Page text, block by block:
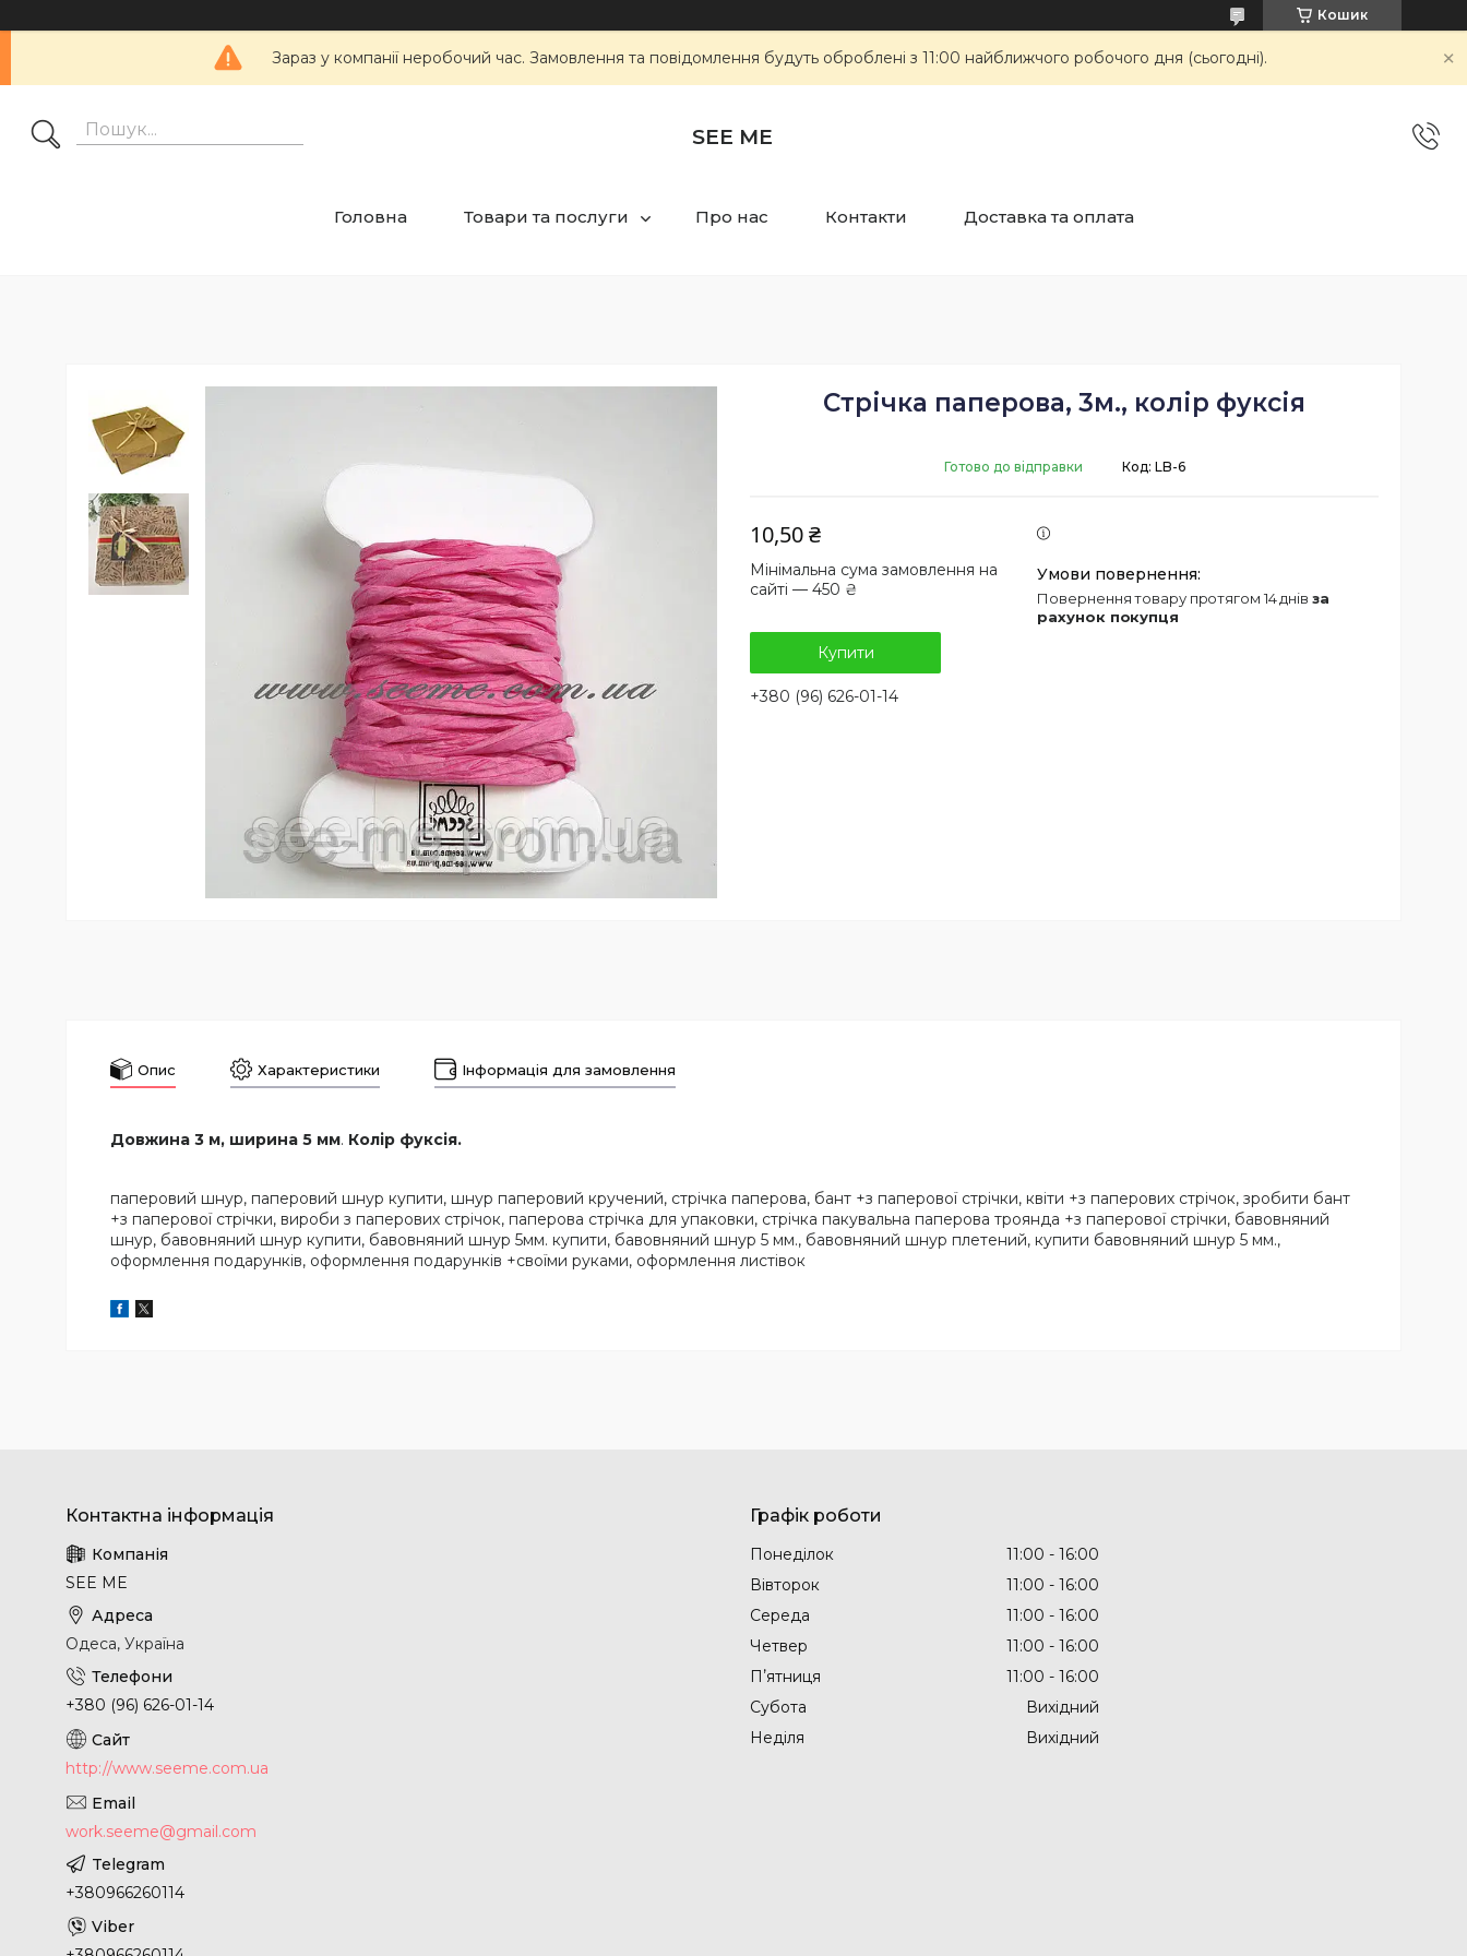
Кошик
Зараз у компанії неробочий час. Замовлення та повідомлення будуть оброблені з 11:00 найближчого робочого дня (сьогодні).
SEE ME
Головна Товари та послуги Про нас Контакти Доставка та оплата
Стрічка паперова, 3м., колір фуксія
Готово до відправки Код: LB-6
10,50 ₴
Мінімальна сума замовлення на
сайті — 450 ₴
Купити
+380 (96) 626-01-14
повернення товару протягом 14 днів за
рахунок покупця
Опис Характеристики Інформація для замовлення
Довжина 3 м, ширина 5 мм. Колір фуксія.
паперовий шнур, паперовий шнур купити, шнур паперовий кручений, стрічка паперова, бант +з паперової стрічки, квіти +з паперових стрічок, зробити бант
+з паперової стрічки, вироби з паперових стрічок, паперова стрічка для упаковки, стрічка пакувальна паперова троянда +з паперової стрічки, бавовняний
шнур, бавовняний шнур купити, бавовняний шнур 5мм. купити, бавовняний шнур 5 мм., бавовняний шнур плетений, купити бавовняний шнур 5 мм.,
оформлення подарунків, оформлення подарунків +своїми руками, оформлення листівок
SEE ME
Одеса, Україна
+380 (96) 626-01-14
http://www.seeme.com.ua
work.seeme@gmail.com
+380966260114
Графік роботи
Понеділок 11:00
16:00
Вівторок
11:00
16:00
Середа
11:00
16:00
Четвер
11:00
16:00
Пʼятниця
11:00
16:00
Субота
Вихідний
Неділя
Вихідний